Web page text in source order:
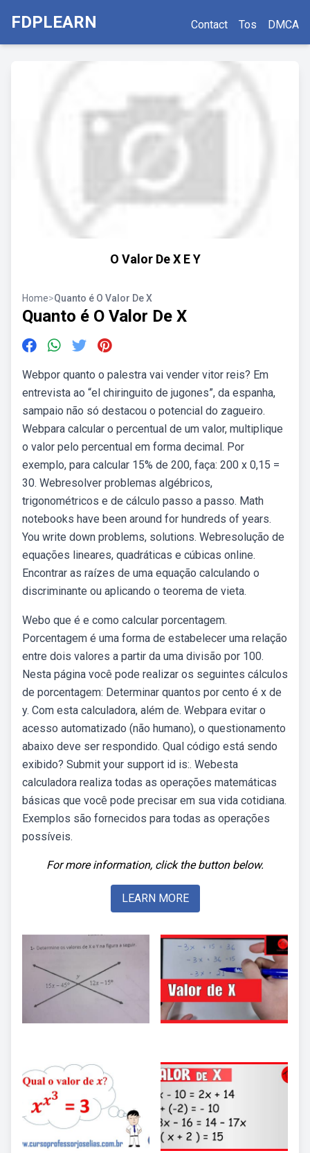
FDPLEARN Contact Tos DMCA
O Valor De X E Y
Home>Quanto é O Valor De X
Quanto é O Valor De X
Webpor quanto o palestra vai vender vitor reis? Em
entrevista ao “el chiringuito de jugones”, da espanha,
sampaio não só destacou o potencial do zagueiro.
Webpara calcular o percentual de um valor, multiplique
o valor pelo percentual em forma decimal. Por
exemplo, para calcular 15% de 200, faça: 200 x 0,15 =
30. Webresolver problemas algébricos,
trigonométricos e de cálculo passo a passo. Math
notebooks have been around for hundreds of years.
You write down problems, solutions. Webresolução de
equações lineares, quadráticas e cúbicas online.
Encontrar as raízes de uma equação calculando o
discriminante ou aplicando o teorema de vieta.
Webo que é e como calcular porcentagem.
Porcentagem é uma forma de estabelecer uma relação
entre dois valores a partir da uma divisão por 100.
Nesta página você pode realizar os seguintes cálculos
de porcentagem: Determinar quantos por cento é x de
y. Com esta calculadora, além de. Webpara evitar o
acesso automatizado (não humano), o questionamento
abaixo deve ser respondido. Qual código está sendo
exibido? Submit your support id is:. Webesta
calculadora realiza todas as operações matemáticas
básicas que você pode precisar em sua vida cotidiana.
Exemplos são fornecidos para todas as operações
possíveis.
For more information, click the button below.
LEARN MORE